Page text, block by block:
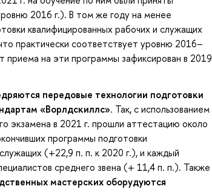
2016 г.). В том же году на менее
квалифицированных рабочих и служащих
практически соответствует уровню 2016–
приема на эти программы зафиксирован в 2019
передовые технологии подготовки
«Ворлдскиллс». Так, с использованием
экзамена в 2021 г. прошли аттестацию около
программы подготовки
(+22,9 п. п. к 2020 г.), и каждый
среднего звена (+ 11,4 п. п.). Также
мастерских оборудуются